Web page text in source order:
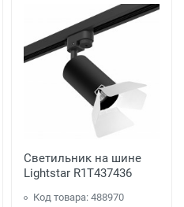
Светильник на шине
Lightstar R1T437436
Код товара: 488970